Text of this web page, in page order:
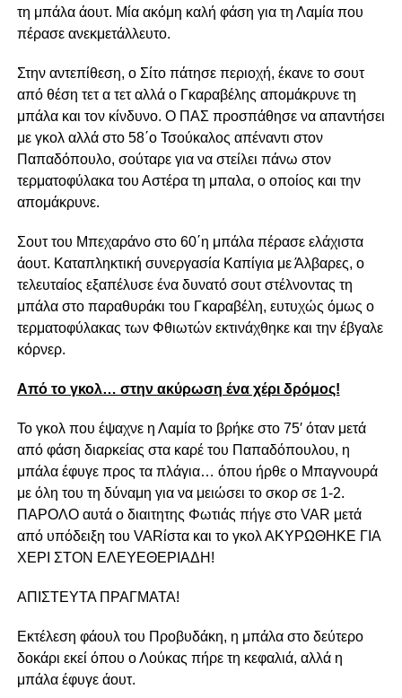
τη μπάλα άουτ. Μία ακόμη καλή φάση για τη Λαμία που
πέρασε ανεκμετάλλευτο.
Στην αντεπίθεση, ο Σίτο πάτησε περιοχή, έκανε το σουτ
από θέση τετ α τετ αλλά ο Γκαραβέλης απομάκρυνε τη
μπάλα και τον κίνδυνο. Ο ΠΑΣ προσπάθησε να απαντήσει
με γκολ αλλά στο 58΄ο Τσούκαλος απέναντι στον
Παπαδόπουλο, σούταρε για να στείλει πάνω στον
τερματοφύλακα του Αστέρα τη μπαλα, ο οποίος και την
απομάκρυνε.
Σουτ του Μπεχαράνο στο 60΄η μπάλα πέρασε ελάχιστα
άουτ. Καταπληκτική συνεργασία Καπίγια με Άλβαρες, ο
τελευταίος εξαπέλυσε ένα δυνατό σουτ στέλνοντας τη
μπάλα στο παραθυράκι του Γκαραβέλη, ευτυχώς όμως ο
τερματοφύλακας των Φθιωτών εκτινάχθηκε και την έβγαλε
κόρνερ.
Από το γκολ… στην ακύρωση ένα χέρι δρόμος!
Το γκολ που έψαχνε η Λαμία το βρήκε στο 75′ όταν μετά
από φάση διαρκείας στα καρέ του Παπαδόπουλου, η
μπάλα έφυγε προς τα πλάγια… όπου ήρθε ο Μπαγνουρά
με όλη του τη δύναμη για να μειώσει το σκορ σε 1-2.
ΠΑΡΟΛΟ αυτά ο διαιτητης Φωτιάς πήγε στο VAR μετά
από υπόδειξη του VARίστα και το γκολ ΑΚΥΡΩΘΗΚΕ ΓΙΑ
ΧΕΡΙ ΣΤΟΝ ΕΛΕΥΕΘΕΡΙΑΔΗ!
ΑΠΙΣΤΕΥΤΑ ΠΡΑΓΜΑΤΑ!
Εκτέλεση φάουλ του Προβυδάκη, η μπάλα στο δεύτερο
δοκάρι εκεί όπου ο Λούκας πήρε τη κεφαλιά, αλλά η
μπάλα έφυγε άουτ.